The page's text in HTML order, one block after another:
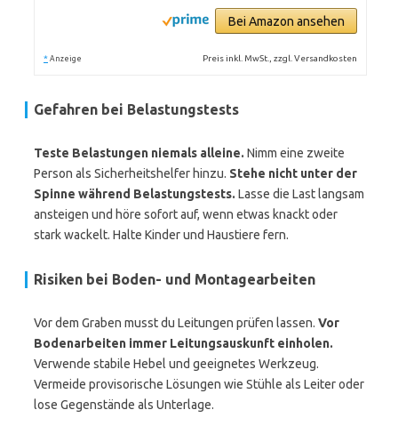
Bei Amazon ansehen
* Anzeige Preis inkl. MwSt., zzgl. Versandkosten
Gefahren bei Belastungstests
Teste Belastungen niemals alleine. Nimm eine zweite
Person als Sicherheitshelfer hinzu. Stehe nicht unter der
Spinne während Belastungstests. Lasse die Last langsam
ansteigen und höre sofort auf, wenn etwas knackt oder
stark wackelt. Halte Kinder und Haustiere fern.
Risiken bei Boden- und Montagearbeiten
Vor dem Graben musst du Leitungen prüfen lassen. Vor
Bodenarbeiten immer Leitungsauskunft einholen.
Verwende stabile Hebel und geeignetes Werkzeug.
Vermeide provisorische Lösungen wie Stühle als Leiter oder
lose Gegenstände als Unterlage.